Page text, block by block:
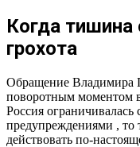
Когда тишина
грохота
Обращение Владимира
поворотным моментом
Россия
предупреждениями , то
действовать по-